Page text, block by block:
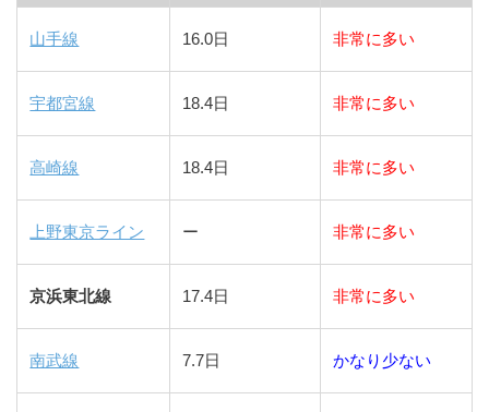
山手線 16.0日 非常に多い
宇都宮線 18.4日 非常に多い
高崎線 18.4日 非常に多い
上野東京ライン ー 非常に多い
京浜東北線 17.4日 非常に多い
南武線 7.7日 かなり少ない